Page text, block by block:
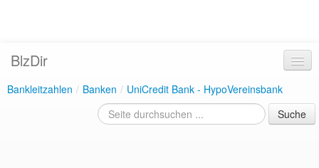
BlzDir
Bankleitzahlen / Banken / UniCredit Bank - HypoVereinsbank
Suche